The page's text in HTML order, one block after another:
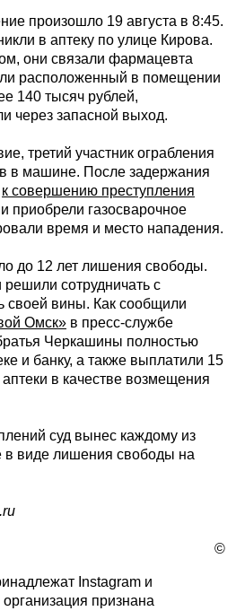
произошло 19 августа в 8:45.
в аптеку по улице Кирова.
они связали фармацевта
расположенный в помещении
140 тысяч рублей,
через запасной выход.
третий участник ограбления
в машине. После задержания
к совершению преступления
приобрели газосварочное
время и место нападения.
до 12 лет лишения свободы.
сотрудничать с
своей вины. Как сообщили
Омск» в пресс-службе
Черкашины полностью
и банку, а также выплатили 15
в качестве возмещения
суд вынес каждому из
в виде лишения свободы на
©
Instagram и
признана